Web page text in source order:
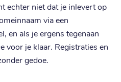
echter niet dat je inlevert op
via een
en als je ergens tegenaan
voor je klaar. Registraties en
gedoe.